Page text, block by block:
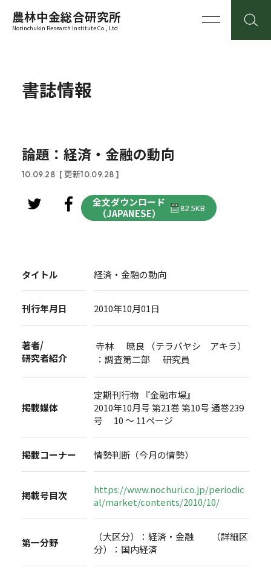
農林中金総合研究所
Norinchukin Research Institute Co., Ltd.
書誌情報
論題：経済・金融の動向
10.09.28 [ 更新10.09.28 ]
全文ダウンロード
（JAPANESE）
82.5KB
タイトル 経済・金融の動向
刊行年月日 2010年10月01日
著者/
研究者紹介
寺林 暁良 （テラバヤシ アキラ）
：調査第二部 研究員
掲載媒体
定期刊行物 『金融市場』
2010年10月号 第21巻 第10号 通巻239
号 10 ～ 11ページ
掲載コーナー 情勢判断（今月の情勢）
掲載号目次
https://www.nochuri.co.jp/periodic
al/market/contents/2010/10/
第一分野
（大区分）：経済・金融 （詳細区
分）：国内経済